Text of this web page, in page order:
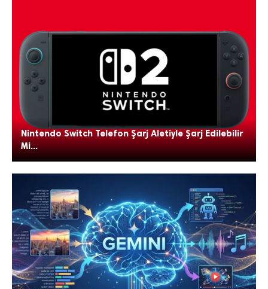
Nintendo Switch Telefon Şarj Aletiyle Şarj Edilebilir
Mi...